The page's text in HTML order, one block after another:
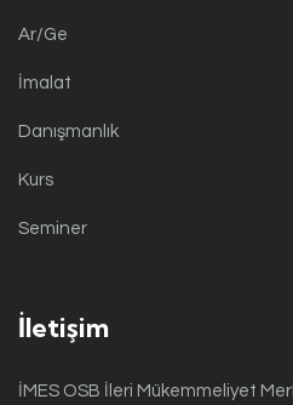
Ar/Ge
İmalat
Danışmanlık
Kurs
Seminer
İletişim
İMES OSB İleri Mükemmeliyet